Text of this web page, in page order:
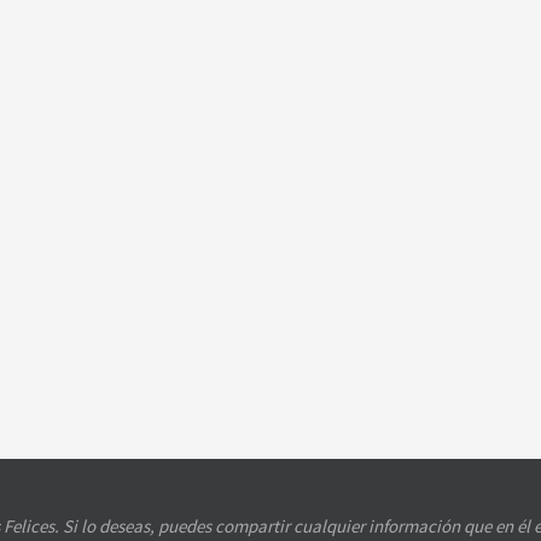
Si lo deseas, puedes compartir cualquier información que en él